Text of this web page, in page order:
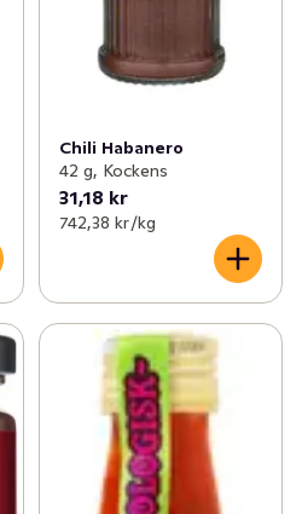
Chili Habanero
42 g, Kockens
31,18 kr
742,38 kr /kg